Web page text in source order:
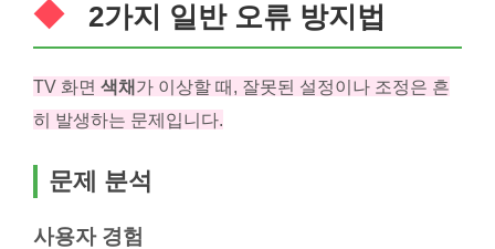
2가지 일반 오류 방지법
TV 화면 색채가 이상할 때, 잘못된 설정이나 조정은 흔
히 발생하는 문제입니다.
문제 분석
사용자 경험